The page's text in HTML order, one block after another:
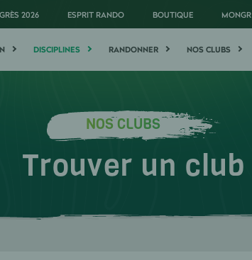
2026 ESPRIT RANDO BOUTIQUE MONGR
DISCIPLINES RANDONNER NOS CLUBS
NOS CLUBS
Trouver un club